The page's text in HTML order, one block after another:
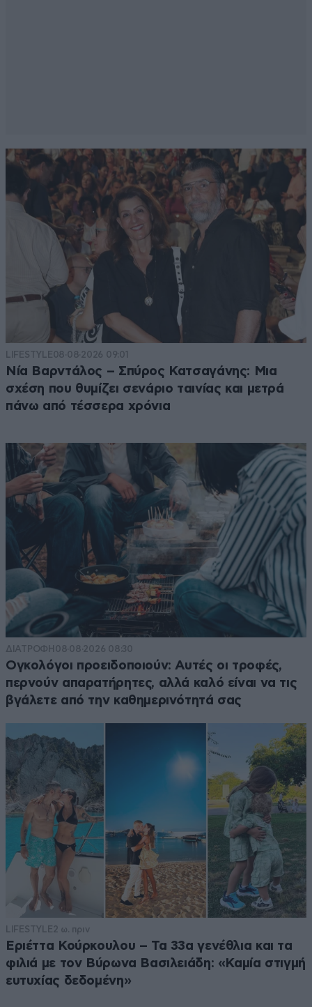
LIFESTYLE08·08·2026 09:01
Νία Βαρντάλος – Σπύρος Κατσαγάνης: Μια
σχέση που θυμίζει σενάριο ταινίας και μετρά
πάνω από τέσσερα χρόνια
ΔΙΑΤΡΟΦΗ 08·08·2026 08:30
Ογκολόγοι προειδοποιούν: Αυτές οι τροφές,
περνούν απαρατήρητες, αλλά καλό είναι να τις
βγάλετε από την καθημερινότητά σας
LIFESTYLE 2 ω. πριν
Εριέττα Κούρκουλου – Τα 33α γενέθλια και τα
φιλιά με τον Βύρωνα Βασιλειάδη: «Καμία στιγμή
ευτυχίας δεδομένη»